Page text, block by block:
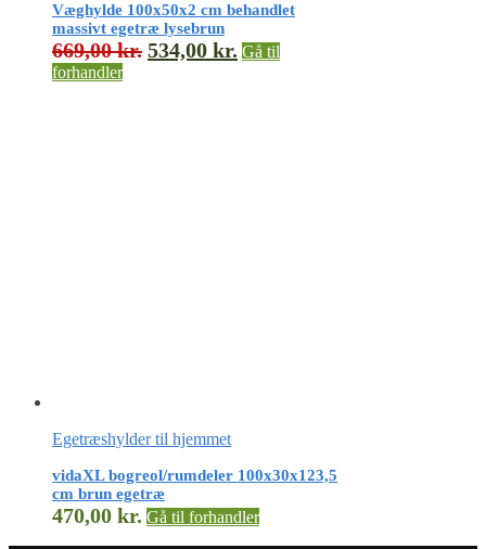
Væghylde 100x50x2 cm behandlet
massivt egetræ lysebrun
669,00kr. 534,00 kr. Gå til
forhandler
Egetræshylder til hjemmet
vidaXL bogreol/rumdeler 100x30x123,5
cm brun egetræ
470,00 kr. Gå til forhandler